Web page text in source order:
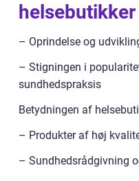
helsebutikker
– Oprindelse og
– Stigningen i
sundhedspraksis
Betydningen af
– Produkter af høj
– Sundhedsrådgivning